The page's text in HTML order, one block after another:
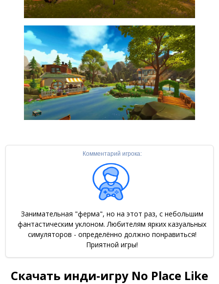
Комментарий игрока:
Занимательная "ферма", но на этот раз, с небольшим
фантастическим уклоном. Любителям ярких казуальных
симуляторов - определённо должно понравиться!
Приятной игры!
Скачать инди-игру No Place Like